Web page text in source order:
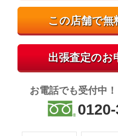
お電話でも受付中！